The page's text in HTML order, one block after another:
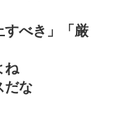
すべき」「厳
ね
だな